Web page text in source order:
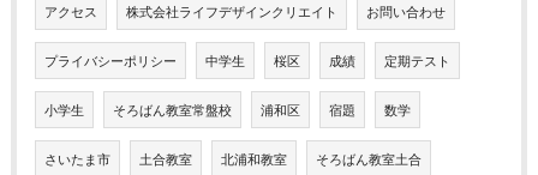
アクセス 株式会社ライフデザインクリエイト お問い合わせ
プライバシーポリシー 中学生 桜区 成績 定期テスト
小学生 そろばん教室常盤校 浦和区 宿題 数学
さいたま市 土合教室 北浦和教室 そろばん教室土合